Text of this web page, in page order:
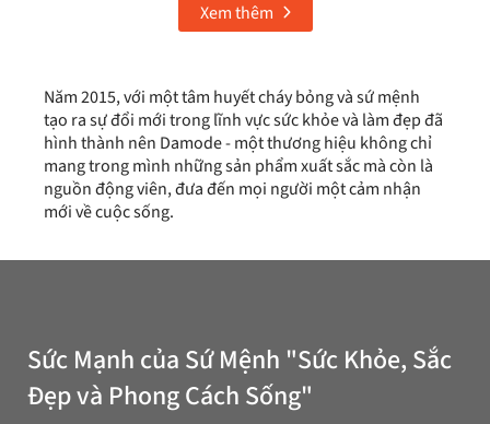
Xem thêm
Năm 2015, với một tâm huyết cháy bỏng và sứ mệnh
tạo ra sự đổi mới trong lĩnh vực sức khỏe và làm đẹp đã
hình thành nên Damode - một thương hiệu không chỉ
mang trong mình những sản phẩm xuất sắc mà còn là
nguồn động viên, đưa đến mọi người một cảm nhận
mới về cuộc sống.
Sức Mạnh của Sứ Mệnh "Sức Khỏe, Sắc
Đẹp và Phong Cách Sống"